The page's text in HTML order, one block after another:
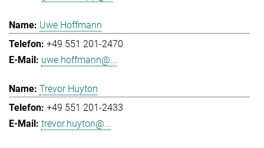
Uwe Hoffmann
+49 551 201-2470
uwe.hoffmann@...
Trevor Huyton
+49 551 201-2433
trevor.huyton@...